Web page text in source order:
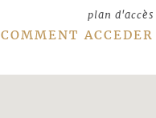
plan d'accès
COMMENT